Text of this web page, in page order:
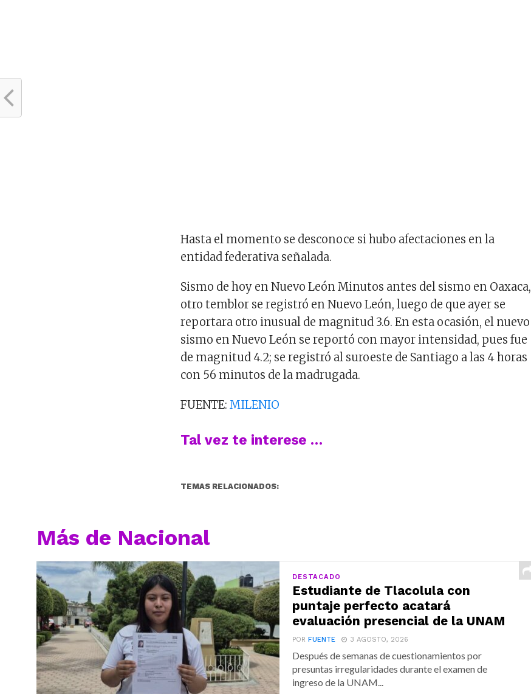
Hasta el momento se desconoce si hubo afectaciones en la
entidad federativa señalada.
Sismo de hoy en Nuevo León Minutos antes del sismo en Oaxaca,
otro temblor se registró en Nuevo León, luego de que ayer se
reportara otro inusual de magnitud 3.6. En esta ocasión, el nuevo
sismo en Nuevo León se reportó con mayor intensidad, pues fue
de magnitud 4.2; se registró al suroeste de Santiago a las 4 horas
con 56 minutos de la madrugada.
FUENTE:MILENIO
Tal vez te interese …
TEMAS RELACIONADOS:
Más de Nacional
DESTACADO
Estudiante de Tlacolula con
puntaje perfecto acatará
evaluación presencial de la UNAM
PORFUENTE 3 AGOSTO, 2026
Después de semanas de cuestionamientos por
presuntas irregularidades durante el examen de
ingreso de la UNAM...